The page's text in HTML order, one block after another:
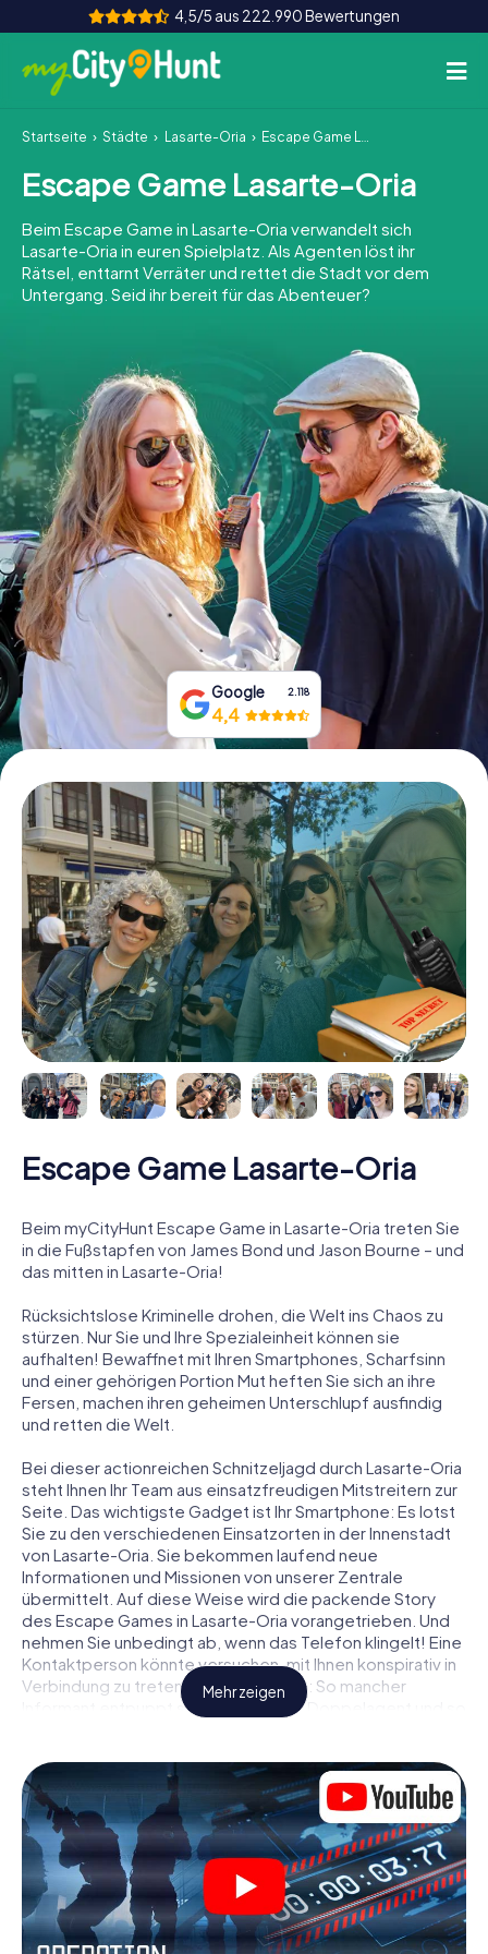
4,5/5 aus 222.990 Bewertungen
So funktioniert's
Städte
Touren
Teamevent
INT AT CH
DE
ES
FR UK
IE
IT
NL
Tickets buchen
Gutscheine bestellen
Startseite Städte Lasarte-Oria Escape Game Lasarte-Oria
Escape Game Lasarte-Oria
Beim Escape Game in Lasarte-Oria verwandelt sich
Lasarte-Oria in euren Spielplatz. Als Agenten löst ihr
Rätsel, enttarnt Verräter und rettet die Stadt vor dem
Untergang. Seid ihr bereit für das Abenteuer?
Google 2.118
4,4
Escape Game Lasarte-Oria
Beim myCityHunt Escape Game in Lasarte-Oria treten Sie
in die Fußstapfen von James Bond und Jason Bourne – und
das mitten in Lasarte-Oria!
Rücksichtslose Kriminelle drohen, die Welt ins Chaos zu
stürzen. Nur Sie und Ihre Spezialeinheit können sie
aufhalten! Bewaffnet mit Ihren Smartphones, Scharfsinn
und einer gehörigen Portion Mut heften Sie sich an ihre
Fersen, machen ihren geheimen Unterschlupf ausfindig
und retten die Welt.
Bei dieser actionreichen Schnitzeljagd durch Lasarte-Oria
steht Ihnen Ihr Team aus einsatzfreudigen Mitstreitern zur
Seite. Das wichtigste Gadget ist Ihr Smartphone: Es lotst
Sie zu den verschiedenen Einsatzorten in der Innenstadt
von Lasarte-Oria. Sie bekommen laufend neue
Informationen und Missionen von unserer Zentrale
übermittelt. Auf diese Weise wird die packende Story
des Escape Games in Lasarte-Oria vorangetrieben. Und
nehmen Sie unbedingt ab, wenn das Telefon klingelt! Eine
Kontaktperson könnte versuchen, mit Ihnen konspirativ in
Verbindung zu treten … Doch Vorsicht: So mancher
Informant entpuppt sich als dubioser Doppelagent und so
und vor allem: Vertrauen Sie niemandem!
Anders als in einem klassischen Escape Room in Lasarte-
Oria sind Sie also nicht in ein Zimmer eingesperrt, aus dem
Sie sich in einem vorgegebenen Zeitfenster befreien
müssen. Diese Smartphone Schnitzeljagd erklärt ganz
Lasarte-Oria zu Ihrem persönlichen Spielfeld! Die
technische Voraussetzung für Ihr Agentenabenteuer in
Lasarte-Oria: Ein Smartphone mit Zugang ins mobile
Mehr zeigen